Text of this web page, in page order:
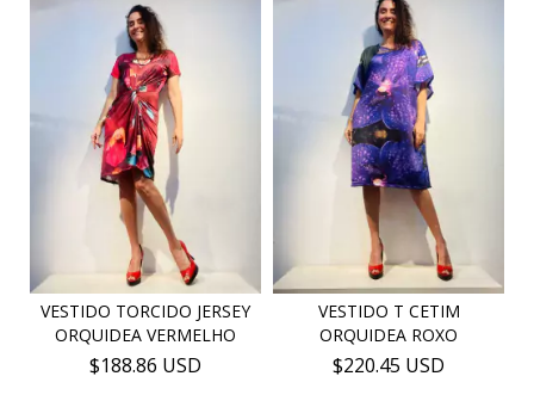
VESTIDO TORCIDO JERSEY
ORQUIDEA VERMELHO
$188.86 USD
VESTIDO T CETIM
ORQUIDEA ROXO
$220.45 USD